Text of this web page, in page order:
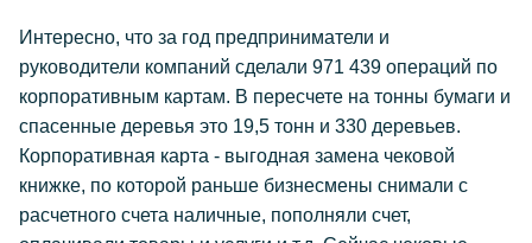
Интересно, что за год предприниматели и
руководители компаний сделали 971 439 операций по
корпоративным картам. В пересчете на тонны бумаги и
спасенные деревья это 19,5 тонн и 330 деревьев.
Корпоративная карта - выгодная замена чековой
книжке, по которой раньше бизнесмены снимали с
расчетного счета наличные, пополняли счет,